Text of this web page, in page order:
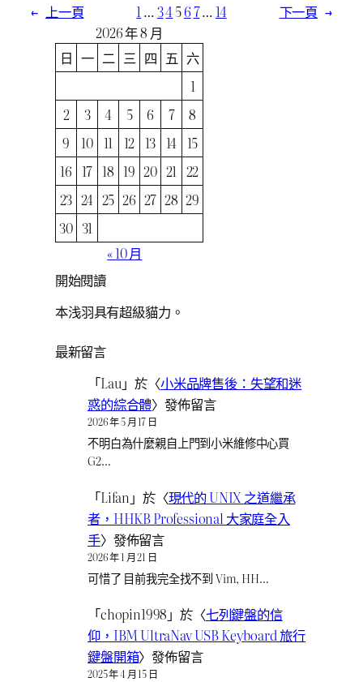
← 上一頁 1…34567…14 下一頁 →
2026 年 8 月
日 一 二 三 四 五 六
1
2
3 4 5 6 7
8
9
10 11 12 13 14 15
16 17 18 19 20 21 22
23 24 25 26 27 28 29
30 31
« 10 月
開始閱讀
本浅羽具有超級貓力。
最新留言
「Lau」於〈小米品牌售後：失望和迷
惑的綜合體〉發佈留言
2026 年 5 月 17 日
不明白為什麼親自上門到小米維修中心買
G2…
「Lifan 」於〈現代的 UNIX 之道繼承
者，HHKB Professional 大家庭全入
手〉發佈留言
2026 年 1 月 21 日
可惜了 目前我完全找不到 Vim, HH…
「chopin1998 」於〈七列鍵盤的信
仰，IBM UltraNav USB Keyboard 旅行
鍵盤開箱〉發佈留言
2025 年 4 月 15 日